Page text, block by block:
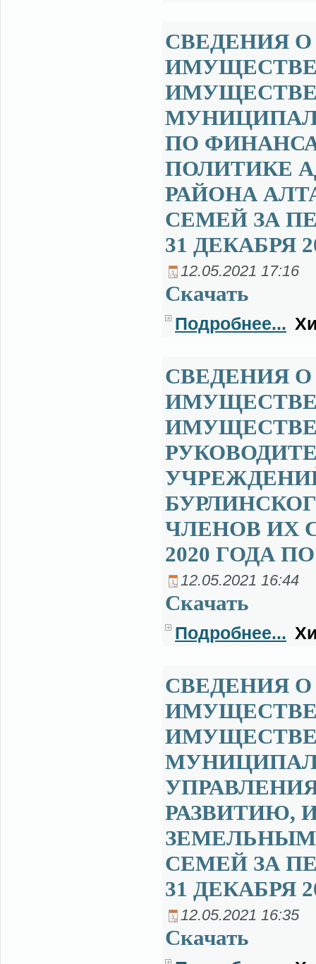
СВЕДЕНИЯ О
ИМУЩЕСТВЕ
ПО
ПОЛИТИКЕ
РАЙОНА
СЕМЕЙ ЗА
31 ДЕКАБРЯ
12.05.2021 17:16
Ска­чать
Подробнее...
СВЕДЕНИЯ О
ИМУЩЕСТВЕ
ЧЛЕНОВ ИХ
2020 ГОДА
12.05.2021 16:44
Ска­чать
Подробнее...
СВЕДЕНИЯ О
ИМУЩЕСТВЕ
РАЗВИТИЮ,
СЕМЕЙ ЗА
31 ДЕКАБРЯ
12.05.2021 16:35
Ска­чать